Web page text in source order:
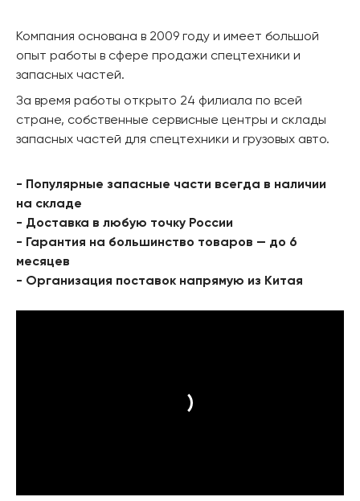
Компания основана в 2009 году и имеет большой
опыт работы в сфере продажи спецтехники и
запасных частей.
За время работы открыто 24 филиала по всей
стране, собственные сервисные центры и склады
запасных частей для спецтехники и грузовых авто.
- Популярные запасные части всегда в наличии
на складе
- Доставка в любую точку России
- Гарантия на большинство товаров — до 6
месяцев
- Организация поставок напрямую из Китая